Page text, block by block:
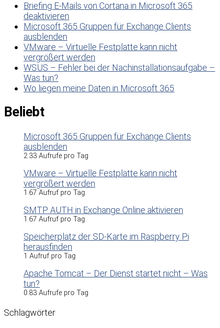
Briefing E-Mails von Cortana in Microsoft 365
deaktivieren
Microsoft 365 Gruppen für Exchange Clients
ausblenden
VMware – Virtuelle Festplatte kann nicht
vergrößert werden
WSUS – Fehler bei der Nachinstallationsaufgabe –
Was tun?
Wo liegen meine Daten in Microsoft 365
Beliebt
Microsoft 365 Gruppen für Exchange Clients
ausblenden
2.33 Aufrufe pro Tag
VMware – Virtuelle Festplatte kann nicht
vergrößert werden
1.67 Aufruf pro Tag
SMTP AUTH in Exchange Online aktivieren
1.67 Aufruf pro Tag
Speicherplatz der SD-Karte im Raspberry Pi
herausfinden
1 Aufruf pro Tag
Apache Tomcat – Der Dienst startet nicht – Was
tun?
0.83 Aufrufe pro Tag
Schlagwörter